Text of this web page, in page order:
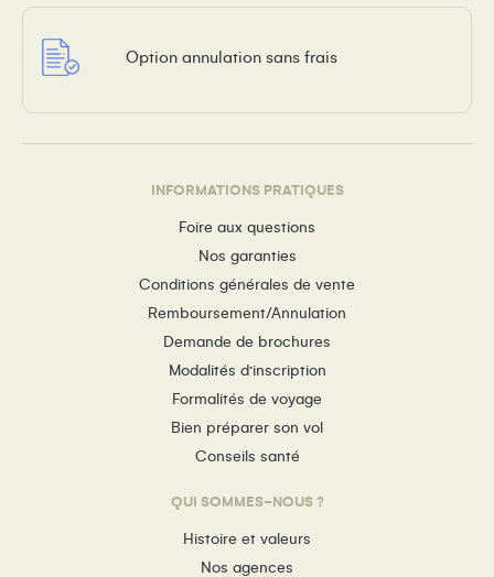
Option annulation sans frais
INFORMATIONS PRATIQUES
Foire aux questions
Nos garanties
Conditions générales de vente
Remboursement/Annulation
Demande de brochures
Modalités d’inscription
Formalités de voyage
Bien préparer son vol
Conseils santé
QUI SOMMES-NOUS ?
Histoire et valeurs
Nos agences